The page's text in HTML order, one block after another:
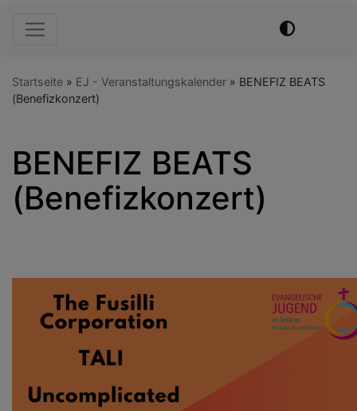
Hauptnavigation
Startseite EJ - Veranstaltungskalender
BENEFIZ BEATS
(Benefizkonzert)
BENEFIZ BEATS
(Benefizkonzert)